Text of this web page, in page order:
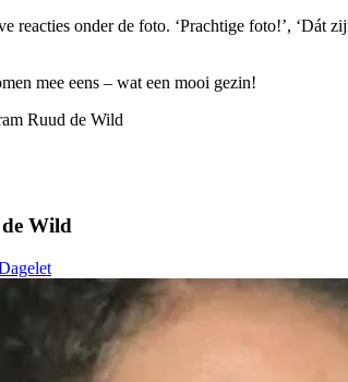
reacties onder de foto. ‘Prachtige foto!’, ‘Dát
mee eens – wat een mooi gezin!
Ruud de Wild
Wild